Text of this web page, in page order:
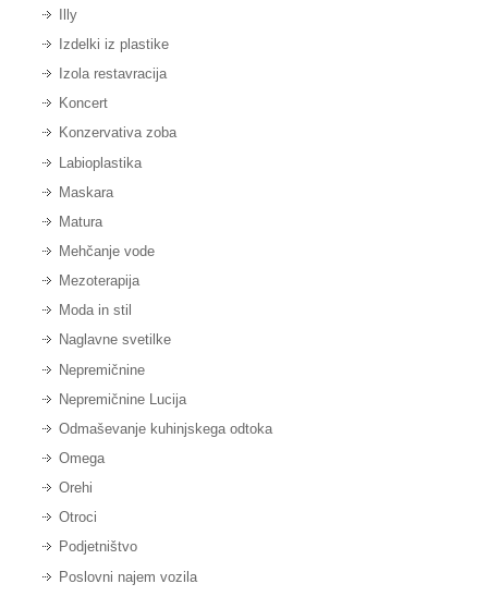
Illy
Izdelki iz plastike
Izola restavracija
Koncert
Konzervativa zoba
Labioplastika
Maskara
Matura
Mehčanje vode
Mezoterapija
Moda in stil
Naglavne svetilke
Nepremičnine
Nepremičnine Lucija
Odmaševanje kuhinjskega odtoka
Omega
Orehi
Otroci
Podjetništvo
Poslovni najem vozila